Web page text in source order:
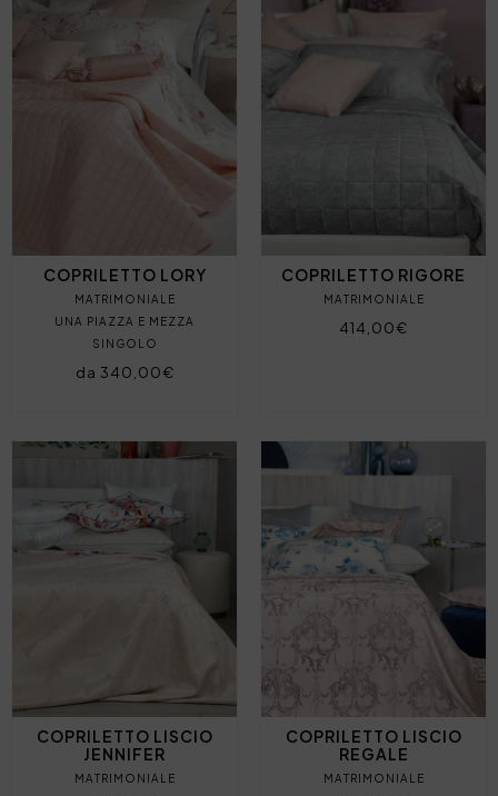
COPRILETTO LORY
MATRIMONIALE
UNA PIAZZA E MEZZA
SINGOLO
da 340,00€
COPRILETTO RIGORE
MATRIMONIALE
414,00€
COPRILETTO LISCIO
JENNIFER
MATRIMONIALE
COPRILETTO LISCIO
REGALE
MATRIMONIALE